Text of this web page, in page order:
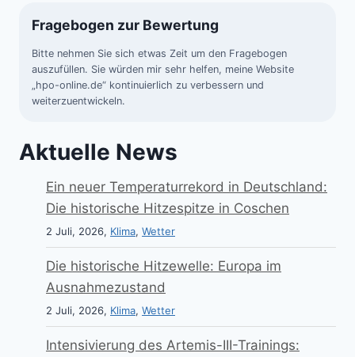
Fragebogen zur Bewertung
Bitte nehmen Sie sich etwas Zeit um den Fragebogen
auszufüllen. Sie würden mir sehr helfen, meine Website
„hpo-online.de“ kontinuierlich zu verbessern und
weiterzuentwickeln.
Aktuelle News
Ein neuer Temperaturrekord in Deutschland:
Die historische Hitzespitze in Coschen
2 Juli, 2026, Klima, Wetter
Die historische Hitzewelle: Europa im
Ausnahmezustand
2 Juli, 2026, Klima, Wetter
Intensivierung des Artemis-III-Trainings: